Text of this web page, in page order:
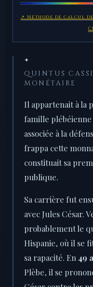
↗ Méthode de calcul
✦
QUINTUS
MONÉTAIRE
Il appartenait à la
famille
associée à la
frappa cette
constituait sa
publique.
Sa carrière fut
avec Jules César.
probablement le
Hispanie, où il se
sa rapacité. En 49
Plèbe, il se